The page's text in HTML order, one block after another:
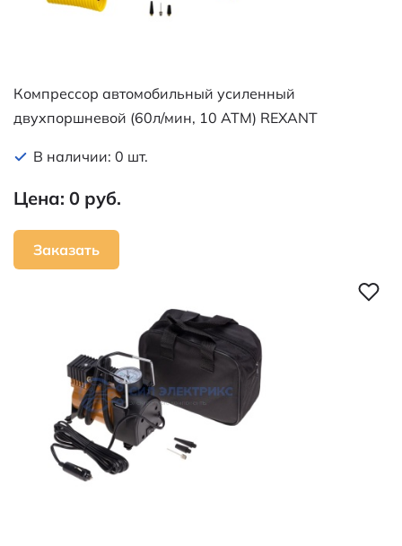
Компрессор автомобильный усиленный
двухпоршневой (60л/мин, 10 АТМ) REXANT
В наличии: 0 шт.
Цена: 0 руб.
Заказать